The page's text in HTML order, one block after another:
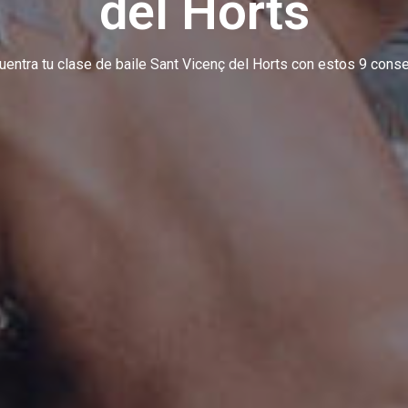
tu clase de baile Sant Vicenç del Horts con estos 9